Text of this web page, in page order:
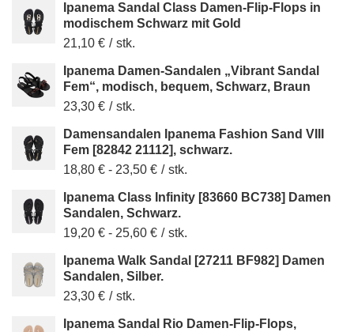
Ipanema Sandal Class Damen-Flip-Flops in
modischem Schwarz mit Gold
21,10 € / stk.
Ipanema Damen-Sandalen „Vibrant Sandal
Fem“, modisch, bequem, Schwarz, Braun
23,30 € / stk.
Damensandalen Ipanema Fashion Sand VIII
Fem [82842 21112], schwarz.
18,80 € - 23,50 € / stk.
Ipanema Class Infinity [83660 BC738] Damen
Sandalen, Schwarz.
19,20 € - 25,60 € / stk.
Ipanema Walk Sandal [27211 BF982] Damen
Sandalen, Silber.
23,30 € / stk.
Ipanema Sandal Rio Damen-Flip-Flops,